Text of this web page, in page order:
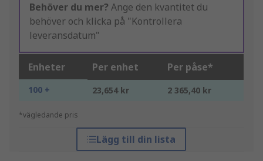
Behöver du mer? Ange den kvantitet du
behöver och klicka på "Kontrollera
leveransdatum"
Enheter Per enhet Per påse*
100 + 23,654 kr 2 365,40 kr
*vägledande pris
Lägg till din lista